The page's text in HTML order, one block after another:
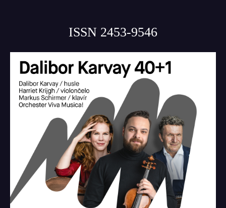
ISSN 2453-9546